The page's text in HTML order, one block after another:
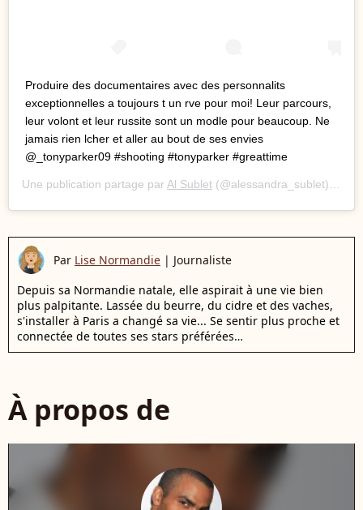
Produire des documentaires avec des personnalits
exceptionnelles a toujours t un rve pour moi! Leur parcours,
leur volont et leur russite sont un modle pour beaucoup. Ne
jamais rien lcher et aller au bout de ses envies
@_tonyparker09 #shooting #tonyparker #greattime
Une publication partage par Al Sublet (@alessandra_sublet) le
Par Lise Normandie | Journaliste
Depuis sa Normandie natale, elle aspirait à une vie bien
plus palpitante. Lassée du beurre, du cidre et des vaches,
s'installer à Paris a changé sa vie... Se sentir plus proche et
connectée de toutes ses stars préférées…
À propos de